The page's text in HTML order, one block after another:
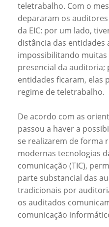
teletrabalho. Com o
depararam os
da EIC: por um lado,
distância das entidades
impossibilitando muitas
presencial da
entidades ficaram, elas
regime de teletrabalho.
De acordo com as
passou a haver a
se realizarem de forma
modernas tecnologias
comunicação (TIC),
parte substancial das
tradicionais por
os auditados
comunicação